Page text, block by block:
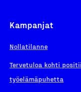
Kampanjat
Nollatilanne
Tervetuloa kohti
työelämäpuhetta